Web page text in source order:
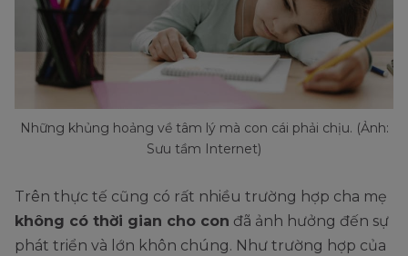
Những khủng hoảng về tâm lý mà con cái phải chịu. (Ảnh:
Sưu tầm Internet)
Trên thực tế cũng có rất nhiều trường hợp cha mẹ
không có thời gian cho con đã ảnh hưởng đến sự
phát triển và lớn khôn chúng. Như trường hợp của